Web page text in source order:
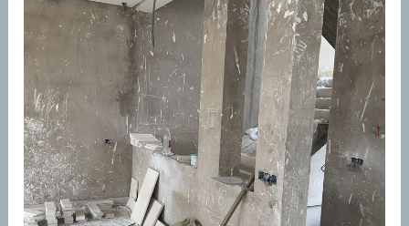
ترميمات
جده
|
تشطيب
شقق
في
جده
0555948763